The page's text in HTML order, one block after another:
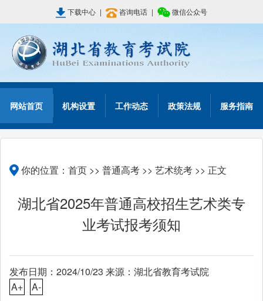
下载中心 | 咨询电话 | 微信公众号
网站首页 机构设置 工作动态 政策法规 服务指南
你的位置： 首页 >> 普通高考 >> 艺术统考 >> 正文
湖北省2025年普通高校招生艺术类专
业考试报考须知
发布日期：2024/10/23 来源：湖北省教育考试院
A+
A-